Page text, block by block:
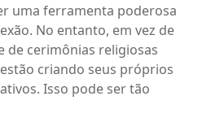
uma ferramenta poderosa
No entanto, em vez de
de cerimônias religiosas
criando seus próprios
Isso pode ser tão